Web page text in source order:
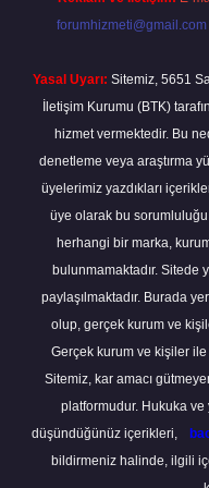
forumhizmeti@gmail.com
Yasal Uyarı: Sitemiz, 5651
İletişim Kurumu (BTK)
hizmet vermektedir. Bu
denetleme veya araştırma
üyelerimiz yazdıkları
üye olarak bu sorumluluğu
herhangi bir marka,
bulunmamaktadır. Sitede
paylaşılmaktadır. Burada
olup, gerçek kurum ve
Gerçek kurum ve kişiler
Sitemiz, kar amacı
platformudur. Hukuka ve
düşündüğünüz içerikleri,
bildirmeniz halinde, ilgili